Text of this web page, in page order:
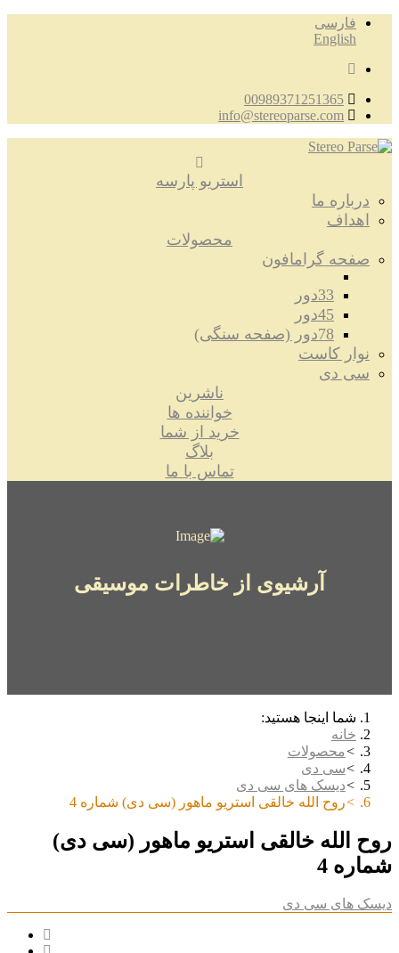
فارسی
English
00989371251365
info@stereoparse.com
استریو پارسه
درباره ما
اهداف
محصولات
صفحه گرامافون
33دور
45دور
78دور (صفحه سنگی)
نوار کاست
سی دی
ناشرین
خواننده ها
خرید از شما
بلاگ
تماس با ما
آرشیوی از خاطرات موسیقی
شما اینجا هستید:
خانه
محصولات
سی دی
دیسک های سی دی
روح الله خالقی استریو ماهور (سی دی) شماره 4
روح الله خالقی استریو ماهور (سی دی)
شماره 4
دیسک های سی دی